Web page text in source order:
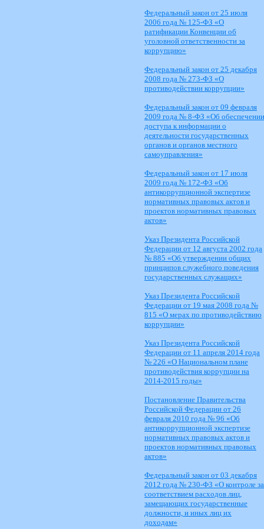
Федеральный закон от 25 июля
2006 года № 125-ФЗ «О
ратификации Конвенции об
уголовной ответственности за
коррупцию»
Федеральный закон от 25 декабря
2008 года № 273-ФЗ «О
противодействии коррупции»
Федеральный закон от 09 февраля
2009 года № 8-ФЗ «Об обеспечении
доступа к информации о
деятельности государственных
органов и органов местного
самоуправления»
Федеральный закон от 17 июля
2009 года № 172-ФЗ «Об
антикоррупционной экспертизе
нормативных правовых актов и
проектов нормативных правовых
актов»
Указ Президента Российской
Федерации от 12 августа 2002 года
№ 885 «Об утверждении общих
принципов служебного поведения
государственных служащих»
Указ Президента Российской
Федерации от 19 мая 2008 года №
815 «О мерах по противодействию
коррупции»
Указ Президента Российской
Федерации от 11 апреля 2014 года
№ 226 «О Национальном плане
противодействия коррупции на
2014-2015 годы»
Постановление Правительства
Российской Федерации от 26
февраля 2010 года № 96 «Об
антикоррупционной экспертизе
нормативных правовых актов и
проектов нормативных правовых
актов»
Федеральный закон от 03 декабря
2012 года № 230-ФЗ «О контроле за
соответствием расходов лиц,
замещающих государственные
должности, и иных лиц их
доходам»